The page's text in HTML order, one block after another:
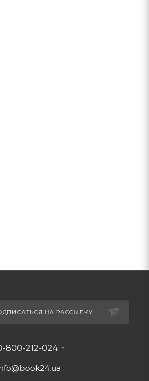
НА РАССЫЛКУ
800-212-024